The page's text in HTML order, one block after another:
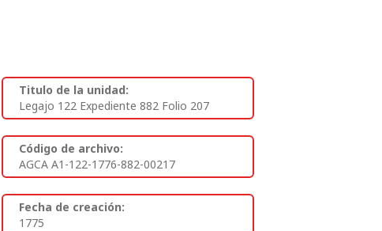
Titulo de la unidad:
Legajo 122 Expediente 882 Folio 207
Código de archivo:
AGCA A1-122-1776-882-00217
Fecha de creación:
1775